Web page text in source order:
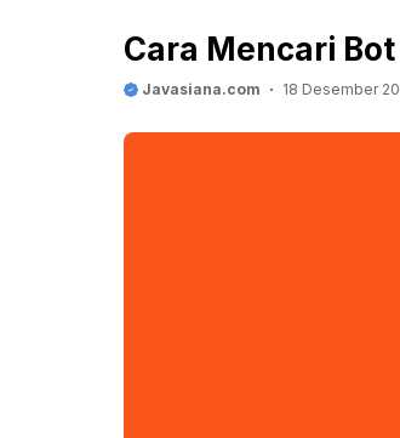
Cara Mencari
Javasiana.com 18 Desember